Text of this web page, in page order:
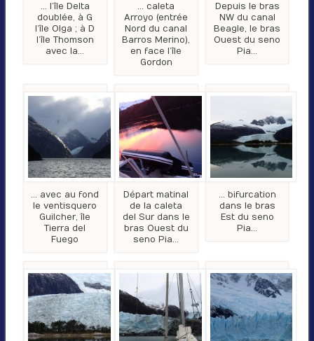
… l’île Delta
doublée, à G
l’île Olga ; à D
l’île Thomson
avec la…
… caleta
Arroyo (entrée
Nord du canal
Barros Merino),
en face l’île
Gordon
Depuis le bras
NW du canal
Beagle, le bras
Ouest du seno
Pia…
… avec au fond
le ventisquero
Guilcher, île
Tierra del
Fuego
Départ matinal
de la caleta
del Sur dans le
bras Ouest du
seno Pia…
… bifurcation
dans le bras
Est du seno
Pia…